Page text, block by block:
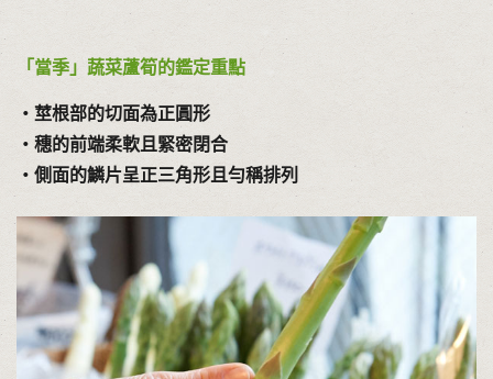
「當季」蔬菜蘆筍的鑑定重點
・莖根部的切面為正圓形
・穗的前端柔軟且緊密閉合
・側面的鱗片呈正三角形且勻稱排列